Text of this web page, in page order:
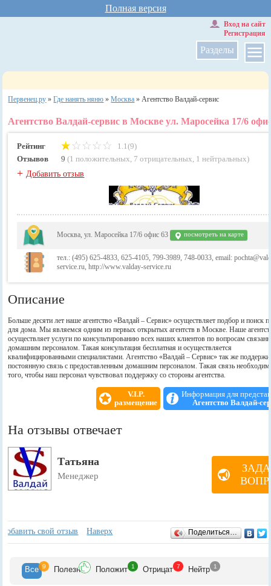
Полная версия
Разделы
Вход на сайт
Регистрация
Первенец.ру »Где нанять няню »Москва »Агентство Валдай-сервис
Агентство Валдай-сервис в Москве ул. Маросейка 17/6
Рейтинг
1.1(9)
Отзывов
9 (1 положительных, 7 отрицательных, 1 нейтральных)
+Добавить отзыв
Москва, ул. Маросейка 17/6 офис 63 посмотреть на карте
тел.: (495) 625-4833, 625-4105, 799-3989, 748-0033, email:
service.ru, http://www.valday-service.ru
Описание
Больше десяти лет наше агентство «Валдай – Сервис» осуществляет подбор и поиск
для дома. Мы являемся одним из первых открытых агентств в Москве. Наше
осуществляет услуги по консультированию всех наших клиентов по вопросам
домашним персоналом. Такая консультация бесплатная и осуществляется
квалифицированными специалистами. Агентство «Валдай – Сервис» так же
постоянную связь с предоставленным домашним персоналом. Такая связь
того, чтобы наш персонал чувствовал поддержку со стороны агентства.
V.I.P.
размещение
Информация для
Агентство Валдай-
На отзывы отвечает
Татьяна
Менеджер
Отзывы
Добавить свой отзыв Наверх Поделиться…
Все 9 Полезн Положит 1 Отрицат 7 Нейтр 1